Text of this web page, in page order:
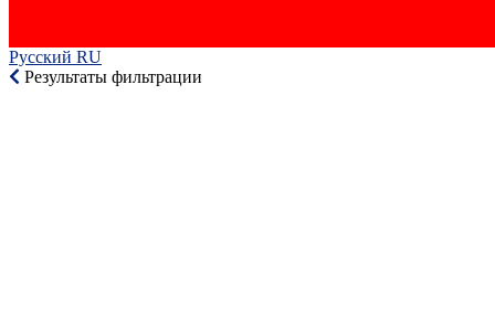
Русский RU‎
Результаты фильтрации